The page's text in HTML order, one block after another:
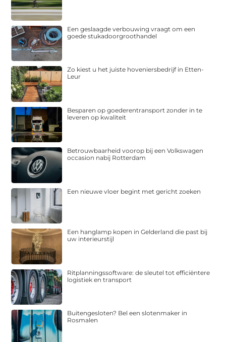
Een geslaagde verbouwing vraagt om een
goede stukadoorgroothandel
Zo kiest u het juiste hoveniersbedrijf in Etten-
Leur
Besparen op goederentransport zonder in te
leveren op kwaliteit
Betrouwbaarheid voorop bij een Volkswagen
occasion nabij Rotterdam
Een nieuwe vloer begint met gericht zoeken
Een hanglamp kopen in Gelderland die past bij
uw interieurstijl
Ritplanningssoftware: de sleutel tot efficiëntere
logistiek en transport
Buitengesloten? Bel een slotenmaker in
Rosmalen